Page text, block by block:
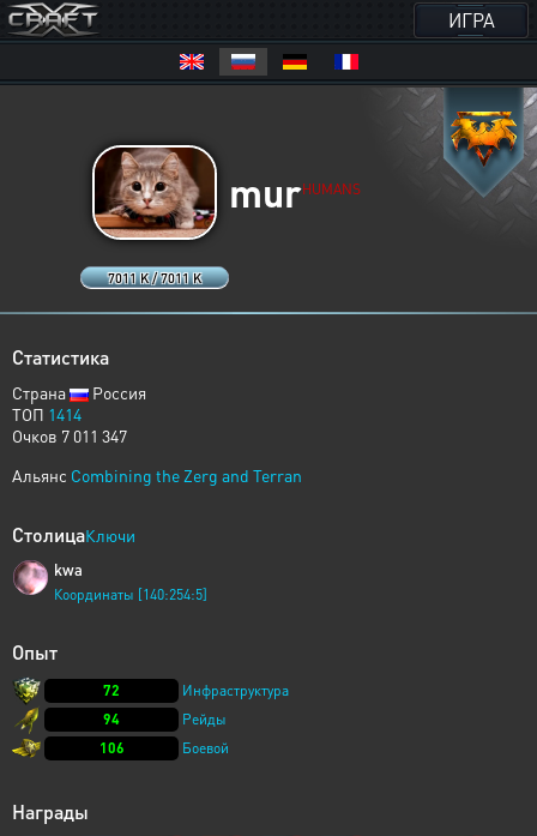
ИГРА
7011 K / 7011 K
murHUMANS
Статистика
Страна
Россия
ТОП 1414
Очков 7 011 347
Альянс Combining the Zerg and Terran
СтолицаКлючи
kwa
Координаты [140:254:5]
Опыт
72
Инфраструктура
94
Рейды
106
Боевой
Награды